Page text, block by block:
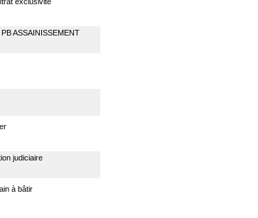
ASSAINISSEMENT
judiciaire
à bâtir